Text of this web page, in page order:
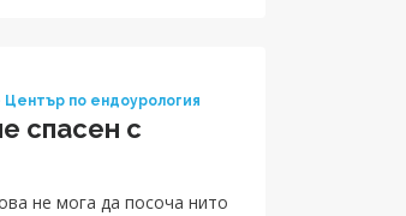
Център по ендоурология
спасен с
не мога да посоча нито